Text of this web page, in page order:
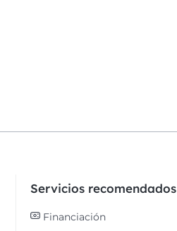
Servicios recomendados
Financiación